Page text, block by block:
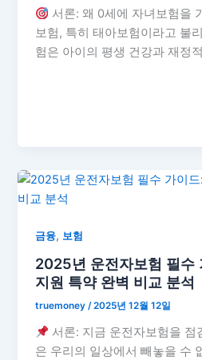
서론: 왜 0세에 자녀보험을
보험, 특히 태아보험이라고 불
험은 아이의 평생 건강과 재정
금융, 보험
2025년 운전자보험 필수
지원 특약 완벽 비교 분석
truemoney/2025년 12월 12일
서론: 지금 운전자보험을 점
은 우리의 일상에서 빼놓을 수